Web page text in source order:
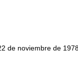
de noviembre de